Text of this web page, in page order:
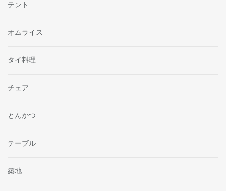
テント
オムライス
タイ料理
チェア
とんかつ
テーブル
築地